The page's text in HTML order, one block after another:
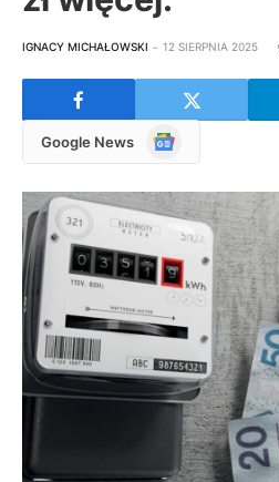
IGNACY MICHAŁOWSKI 12 SIERPNIA 2025
Google News
Google